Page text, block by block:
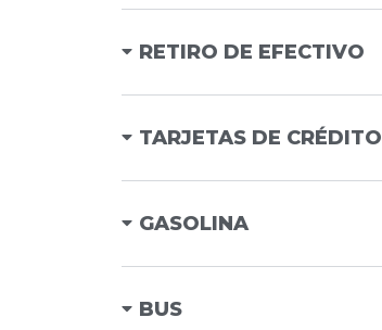
RETIRO DE EFECTIVO
TARJETAS DE CRÉDITO
GASOLINA
BUS